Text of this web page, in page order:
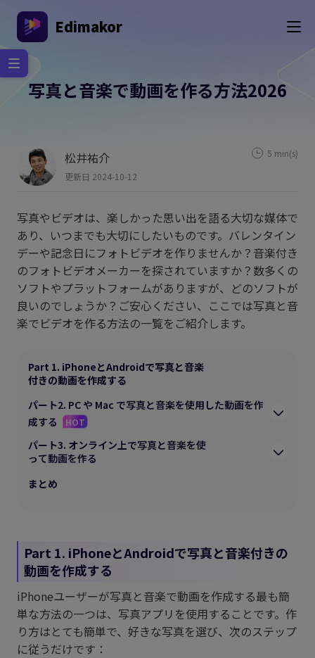
Edimakor
写真と音楽で動画を作る方法2026
松井祐介
更新日 2024-10-12
5 min(s)
写真やビデオは、楽しかった思い出を語る大切な媒体で
あり、いつまでも大切にしたいものです。バレンタイン
デーや記念日にフォトビデオを作りませんか？音楽付き
のフォトビデオメーカーを探されていますか？数多くの
ソフトやプラットフォームがありますが、どのソフトが
良いのでしょうか？ご安心ください、ここでは写真と音
楽でビデオを作る方法の一覧をご紹介します。
Part 1. iPhoneとAndroidで写真と音楽
付きの動画を作成する
パート2. PC や Mac で写真と音楽を使用した動画を作
成する
HOT
パート3. オンライン上で写真と音楽を使
って動画を作る
まとめ
Part 1. iPhoneとAndroidで写真と音楽付きの
動画を作成する
iPhoneユーザーが写真と音楽で動画を作成する最も簡
単な方法の一つは、写真アプリを使用することです。作
り方はとても簡単で、好きな写真を選び、次のステップ
に従うだけです：